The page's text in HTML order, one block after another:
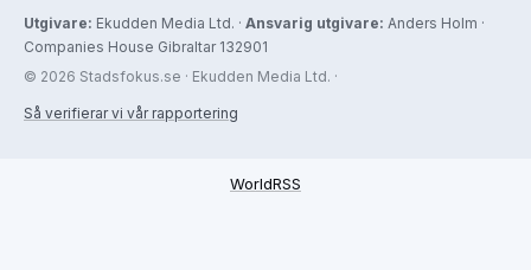
Utgivare: Ekudden Media Ltd. · Ansvarig utgivare: Anders Holm ·
Companies House Gibraltar 132901
© 2026 Stadsfokus.se · Ekudden Media Ltd. ·
Så verifierar vi vår rapportering
WorldRSS